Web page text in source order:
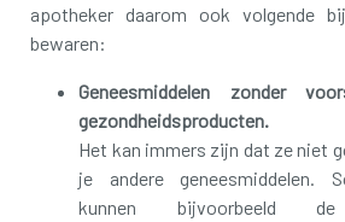
apotheker daarom ook volgende
bewaren:
Geneesmiddelen zonder
gezondheidsproducten.
Het kan immers zijn dat ze niet
je andere geneesmiddelen.
kunnen bijvoorbeeld